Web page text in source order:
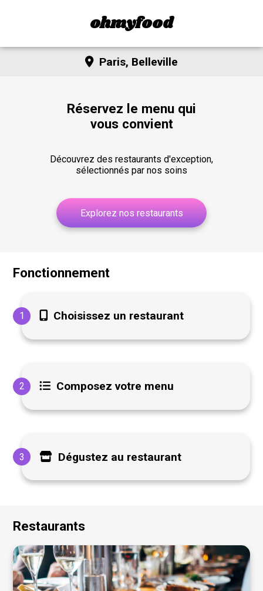
ohmyfood
Paris, Belleville
Réservez le menu qui
vous convient
Découvrez des restaurants d'exception,
sélectionnés par nos soins
Explorez nos restaurants
Fonctionnement
Choisissez un restaurant
1
Composez votre menu
2
Dégustez au restaurant
3
Restaurants